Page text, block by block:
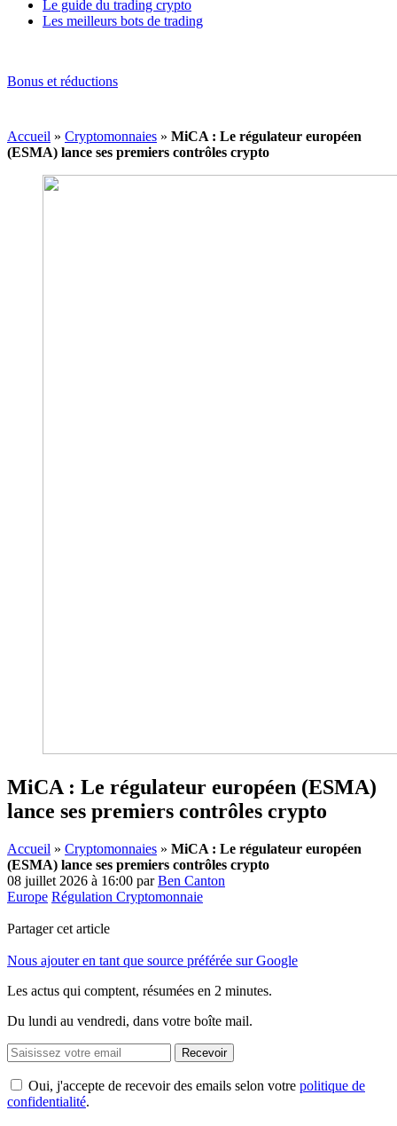
Le guide du trading crypto
Les meilleurs bots de trading
Bonus et réductions
Accueil » Cryptomonnaies » MiCA : Le régulateur européen
(ESMA) lance ses premiers contrôles crypto
MiCA : Le régulateur européen (ESMA)
lance ses premiers contrôles crypto
Accueil » Cryptomonnaies » MiCA : Le régulateur européen
(ESMA) lance ses premiers contrôles crypto
08 juillet 2026 à 16:00 parBen Canton
Europe Régulation Cryptomonnaie
Partager cet article
Nous ajouter en tant que source préférée sur Google
Les actus qui comptent, résumées en 2 minutes.
Du lundi au vendredi, dans votre boîte mail.
Recevoir
Oui, j'accepte de recevoir des emails selon votre politique de
confidentialité.